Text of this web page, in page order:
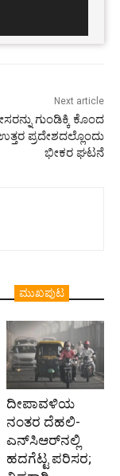
Next article
ಗುಂಡಿಕ್ಕಿ ಕೊಂದ
ಪ್ರದೇಶದಲ್ಲೊಂದು
ಭೀಕರ ಘಟನೆ
ಮುಖಪುಟ
ದೀಪಾವಳಿಯ
ನಂತರ ದೆಹಲಿ-
ಎನ್‌ಸಿಆರ್‌ನಲ್ಲಿ
ಹದಗೆಟ್ಟ ಪರಿಸರ;